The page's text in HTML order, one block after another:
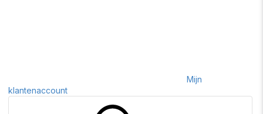
Mijn
klantenaccount